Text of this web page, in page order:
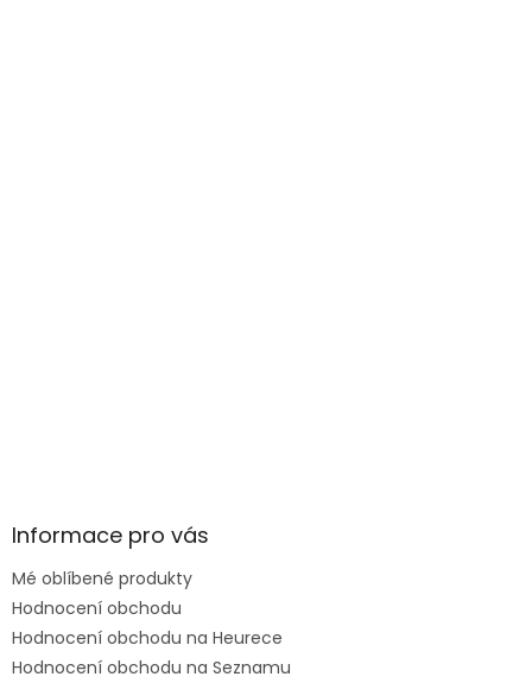
Informace pro vás
Mé oblíbené produkty
Hodnocení obchodu
Hodnocení obchodu na Heurece
Hodnocení obchodu na Seznamu